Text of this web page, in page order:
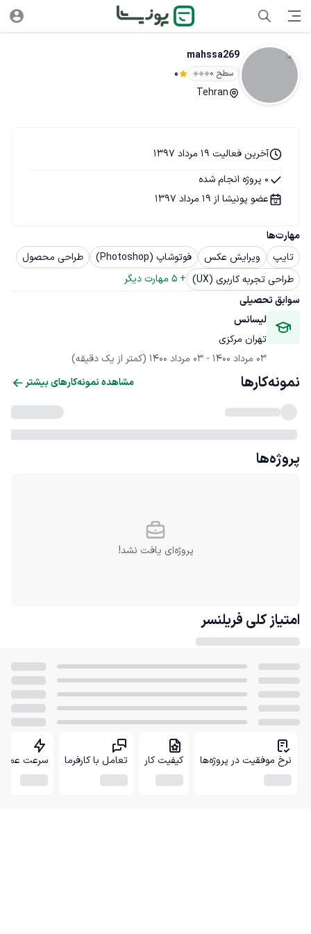
mahssa269
سطح ۰ 0
Tehran
مهارت‌ها
تایپ
ویرایش عکس فوتوشاپ (Photoshop)
طراحی محصول
طراحی تجربه کاربری (UX)
+
5 مهارت دیگر
سوابق تحصیلی
لیسانس
تهران مرکزی
03 مرداد 1400
- 03 مرداد 1400 (کمتر از یک دقیقه)
آخرین فعالیت 19 مرداد 1397
0 پروژه انجام شده
عضو پونیشا از 19 مرداد 1397
نمونه‌کارها مشاهده نمونه‌کارهای بیشتر
پروژه‌ها
پروژه‌ای یافت نشد!
امتیاز کلی فریلنسر
نرخ موفقیت در پروژه‌ها کیفیت کار تعامل با کارفرما سرعت عمل